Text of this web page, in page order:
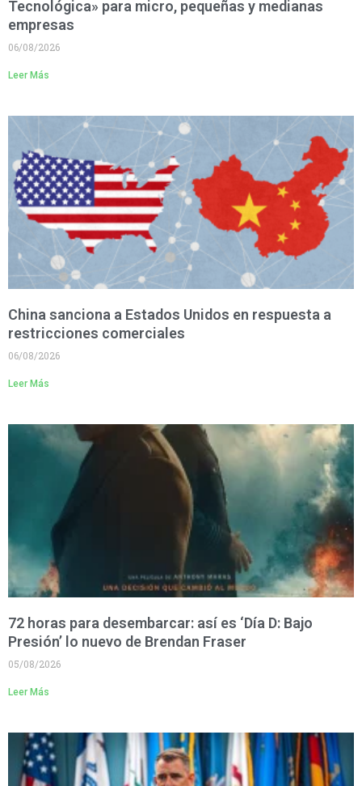
Tecnológica» para micro, pequeñas y medianas
empresas
06/08/2026
Leer Más
China sanciona a Estados Unidos en respuesta a
restricciones comerciales
06/08/2026
Leer Más
72 horas para desembarcar: así es ‘Día D: Bajo
Presión’ lo nuevo de Brendan Fraser
05/08/2026
Leer Más